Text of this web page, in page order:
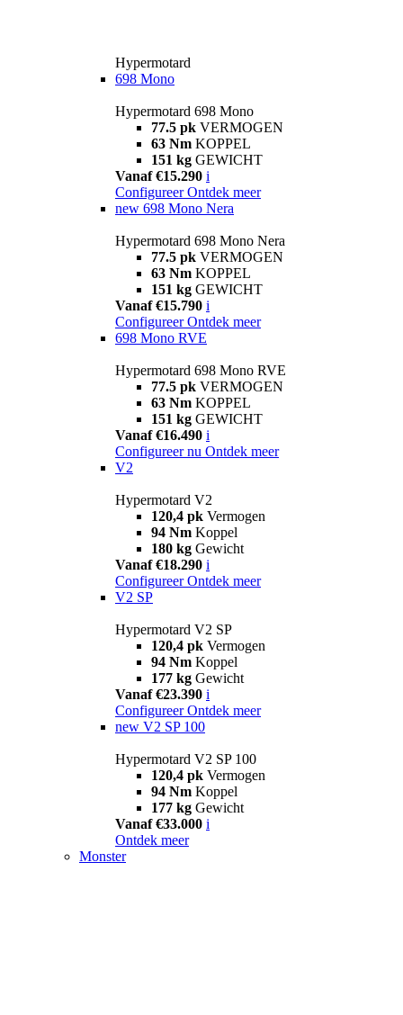
Hypermotard
698 Mono
Hypermotard 698 Mono
77.5 pk VERMOGEN
63 Nm KOPPEL
151 kg GEWICHT
Vanaf €15.290 i
Configureer Ontdek meer
new 698 Mono Nera
Hypermotard 698 Mono Nera
77.5 pk VERMOGEN
63 Nm KOPPEL
151 kg GEWICHT
Vanaf €15.790 i
Configureer Ontdek meer
698 Mono RVE
Hypermotard 698 Mono RVE
77.5 pk VERMOGEN
63 Nm KOPPEL
151 kg GEWICHT
Vanaf €16.490 i
Configureer nu Ontdek meer
V2
Hypermotard V2
120,4 pk Vermogen
94 Nm Koppel
180 kg Gewicht
Vanaf €18.290 i
Configureer Ontdek meer
V2 SP
Hypermotard V2 SP
120,4 pk Vermogen
94 Nm Koppel
177 kg Gewicht
Vanaf €23.390 i
Configureer Ontdek meer
new V2 SP 100
Hypermotard V2 SP 100
120,4 pk Vermogen
94 Nm Koppel
177 kg Gewicht
Vanaf €33.000 i
Ontdek meer
Monster